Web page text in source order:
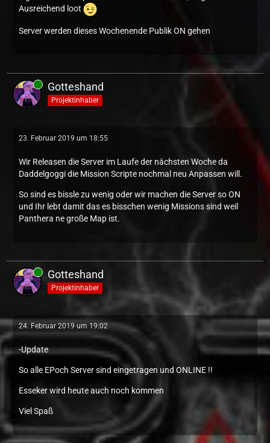
Ausreichend loot
Server werden dieses Wochenende Publik ON gehen
Gotteshand
Projektinhaber
23. Februar 2019 um 18:55
Wir Releasen die Server im Laufe der nächsten Woche da
Daddelgoggi die Mission Scripte nochmal neu Anpassen will.
So sind es bissle zu wenig oder wir machen die Server so ON
und Ihr lebt damit das es bisschen wenig Missions sind weil
Panthera ne große Map ist.
Gotteshand
Projektinhaber
24. Februar 2019 um 19:02
-Update
So alle EPoch Server sind eingetragen und ONLINE !!
Esseker wird heute auch noch kommen
Viel Spaß